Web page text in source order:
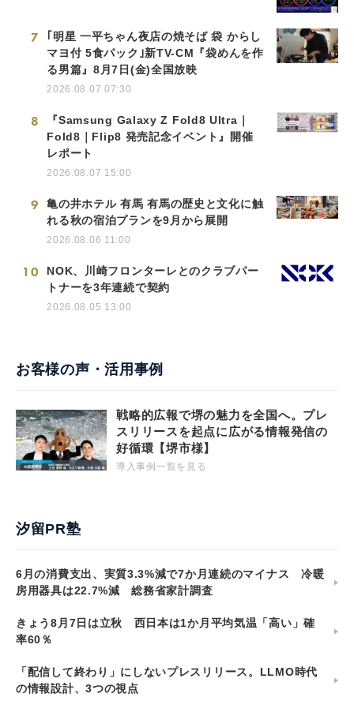
7
｢明星 一平ちゃん夜店の焼そば 袋 からし
マヨ付 5食パック｣新TV-CM『袋めんを作
る男篇』8月7日(金)全国放映
2026.08.07 07:30
8
『Samsung Galaxy Z Fold8 Ultra｜
Fold8｜Flip8 発売記念イベント』開催
レポート
2026.08.07 15:00
9
亀の井ホテル 有馬 有馬の歴史と文化に触
れる秋の宿泊プランを9月から展開
2026.08.06 11:00
10
NOK、川崎フロンターレとのクラブパー
トナーを3年連続で契約
2026.08.05 13:00
お客様の声・活用事例
戦略的広報で堺の魅力を全国へ。プレ
スリリースを起点に広がる情報発信の
好循環【堺市様】
導入事例一覧を見る
汐留PR塾
6月の消費支出、実質3.3%減で7か月連続のマイナス 冷暖
房用器具は22.7%減 総務省家計調査
きょう8月7日は立秋 西日本は1か月平均気温「高い」確
率60％
「配信して終わり」にしないプレスリリース。LLMO時代
の情報設計、3つの視点